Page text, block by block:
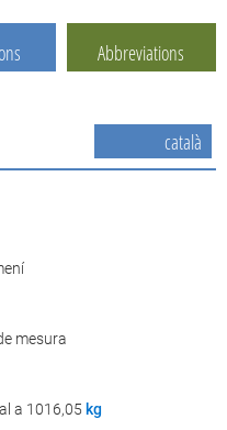
Abbreviations
català
mesura
a 1016,05 kg